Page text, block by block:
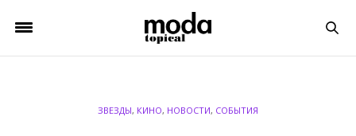
ЗВЕЗДЫ, КИНО, НОВОСТИ, СОБЫТИЯ